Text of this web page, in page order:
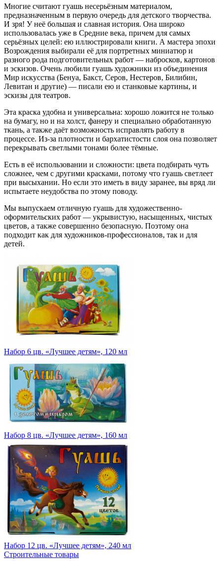
Многие считают гуашь несерьёзным материалом,
предназначенным в первую очередь для детского творчества.
И зря! У неё большая и славная история. Она широко
использовалась уже в Средние века, причем для самых
серьёзных целей: ею иллюстрировали книги. А мастера эпохи
Возрождения выбирали её для портретных миниатюр и
разного рода подготовительных работ — набросков, картонов
и эскизов. Очень любили гуашь художники из объединения
Мир искусства (Бенуа, Бакст, Серов, Нестеров, Билибин,
Левитан и другие) — писали ею и станковые картины, и
эскизы для театров.
Эта краска удобна и универсальна: хорошо ложится не только
на бумагу, но и на холст, фанеру и специально обработанную
ткань, а также даёт возможность исправлять работу в
процессе. Из-за плотности и бархатистости слоя она позволяет
перекрывать светлыми тонами более тёмные.
Есть в её использовании и сложности: цвета подбирать чуть
сложнее, чем с другими красками, потому что гуашь светлеет
при высыхании. Но если это иметь в виду заранее, вы вряд ли
испытаете неудобства по этому поводу.
Мы выпускаем отличную гуашь для художественно-
оформительских работ — укрывистую, насыщенных, чистых
цветов, а также совершенно безопасную. Поэтому она
подходит как для художников-профессионалов, так и для
детей.
Набор 6 цв. «Лучшее детям», 120 мл
Набор 8 цв. «Лучшее детям», 160 мл
Набор 12 цв. «Лучшее детям», 240 мл
Строительные товары